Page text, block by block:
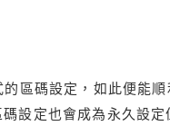
區碼設定，如此便能
設定也會成為永久設